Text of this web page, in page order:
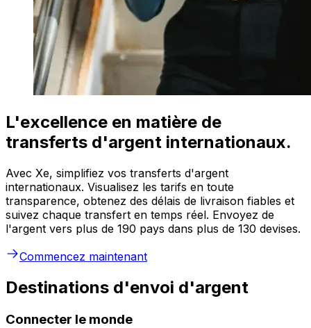
L'excellence en matière de
transferts d'argent internationaux.
Avec Xe, simplifiez vos transferts d'argent
internationaux. Visualisez les tarifs en toute
transparence, obtenez des délais de livraison fiables et
suivez chaque transfert en temps réel. Envoyez de
l'argent vers plus de 190 pays dans plus de 130 devises.
Commencez maintenant
Destinations d'envoi d'argent
Connecter le monde